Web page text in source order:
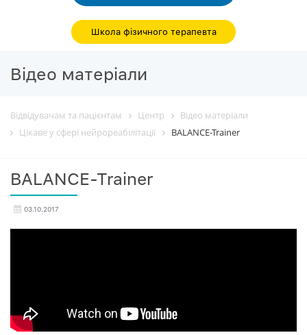
Школа фізичного терапевта
Вiдео матерiали
Відвідувачам та пацієнтам Центр
Вiдео матерiали
Цікаве у сфері нейрореабілітації
BALANCE-Trainer
BALANCE-Trainer
03.10.2017